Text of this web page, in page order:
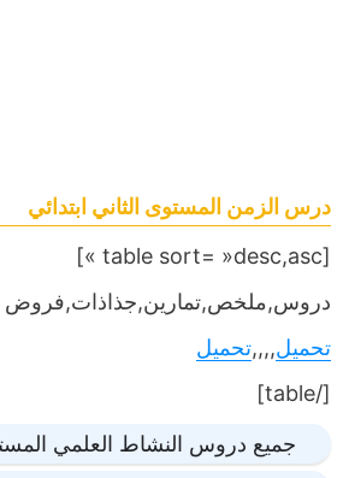
درس الزمن المستوى الثاني ابتدائي
[table sort= »desc,asc »]
دروس,ملخص,تمارين,جذاذات,فروض
تحميل,,,,تحميل
[/table]
جميع دروس النشاط العلمي